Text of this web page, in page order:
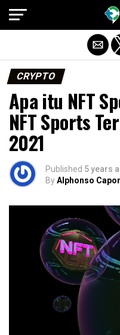
CRYPTO
Apa itu NFT
NFT Sports
2021
Published 5 years
ByAlphonso
Exit